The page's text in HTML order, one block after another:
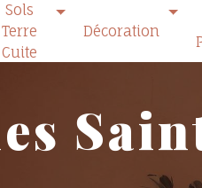
Sols
Terre
Cuite
Décoration